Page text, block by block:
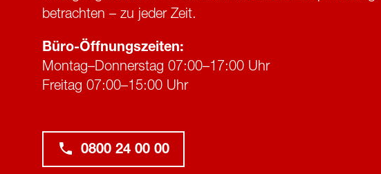
betrachten – zu jeder Zeit.
Büro-Öffnungszeiten:
Montag–Donnerstag 07:00–17:00 Uhr
Freitag 07:00–15:00 Uhr
0800 24 00 00